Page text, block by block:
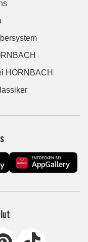
HORNBACH